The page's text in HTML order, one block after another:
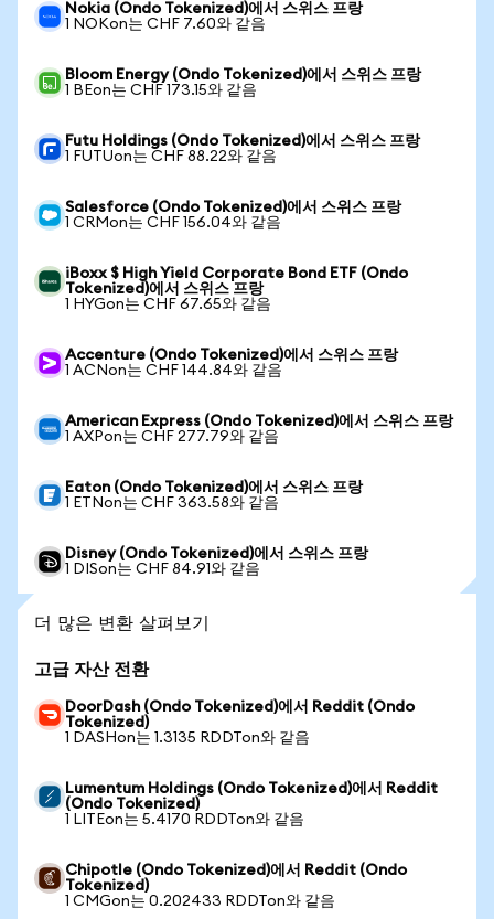
Nokia (Ondo Tokenized)에서 스위스 프랑
1 NOKon는 CHF 7.60와 같음
Bloom Energy (Ondo Tokenized)에서 스위스 프랑
1 BEon는 CHF 173.15와 같음
Futu Holdings (Ondo Tokenized)에서 스위스 프랑
1 FUTUon는 CHF 88.22와 같음
Salesforce (Ondo Tokenized)에서 스위스 프랑
1 CRMon는 CHF 156.04와 같음
iBoxx $ High Yield Corporate Bond ETF (Ondo
Tokenized)에서 스위스 프랑
1 HYGon는 CHF 67.65와 같음
Accenture (Ondo Tokenized)에서 스위스 프랑
1 ACNon는 CHF 144.84와 같음
American Express (Ondo Tokenized)에서 스위스 프랑
1 AXPon는 CHF 277.79와 같음
Eaton (Ondo Tokenized)에서 스위스 프랑
1 ETNon는 CHF 363.58와 같음
Disney (Ondo Tokenized)에서 스위스 프랑
1 DISon는 CHF 84.91와 같음
더 많은 변환 살펴보기
고급 자산 전환
DoorDash (Ondo Tokenized)에서 Reddit (Ondo
Tokenized)
1 DASHon는 1.3135 RDDTon와 같음
Lumentum Holdings (Ondo Tokenized)에서 Reddit
(Ondo Tokenized)
1 LITEon는 5.4170 RDDTon와 같음
Chipotle (Ondo Tokenized)에서 Reddit (Ondo
Tokenized)
1 CMGon는 0.202433 RDDTon와 같음